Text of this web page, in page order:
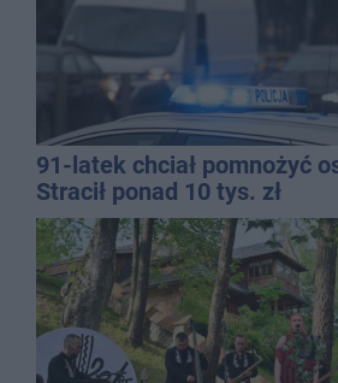
91-latek chciał pomnożyć
Stracił ponad 10 tys. zł